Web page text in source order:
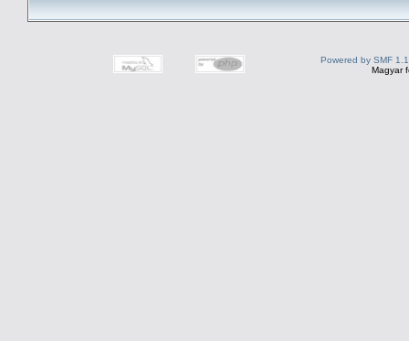
Powered by SMF
Magyar